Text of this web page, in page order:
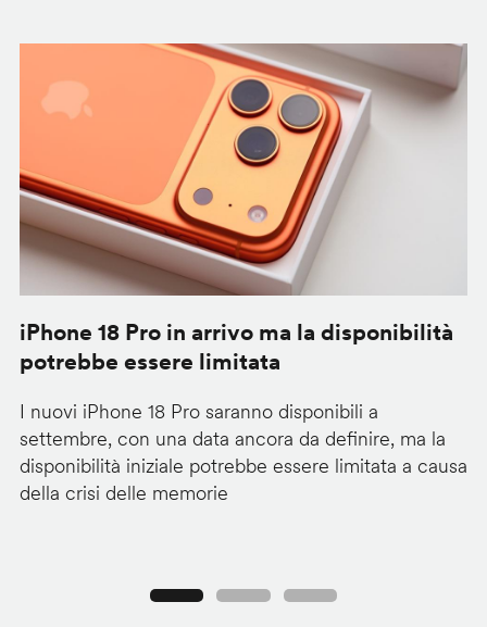
iPhone 18 Pro in arrivo ma la disponibilità
potrebbe essere limitata
I nuovi iPhone 18 Pro saranno disponibili a
settembre, con una data ancora da definire, ma la
disponibilità iniziale potrebbe essere limitata a causa
della crisi delle memorie